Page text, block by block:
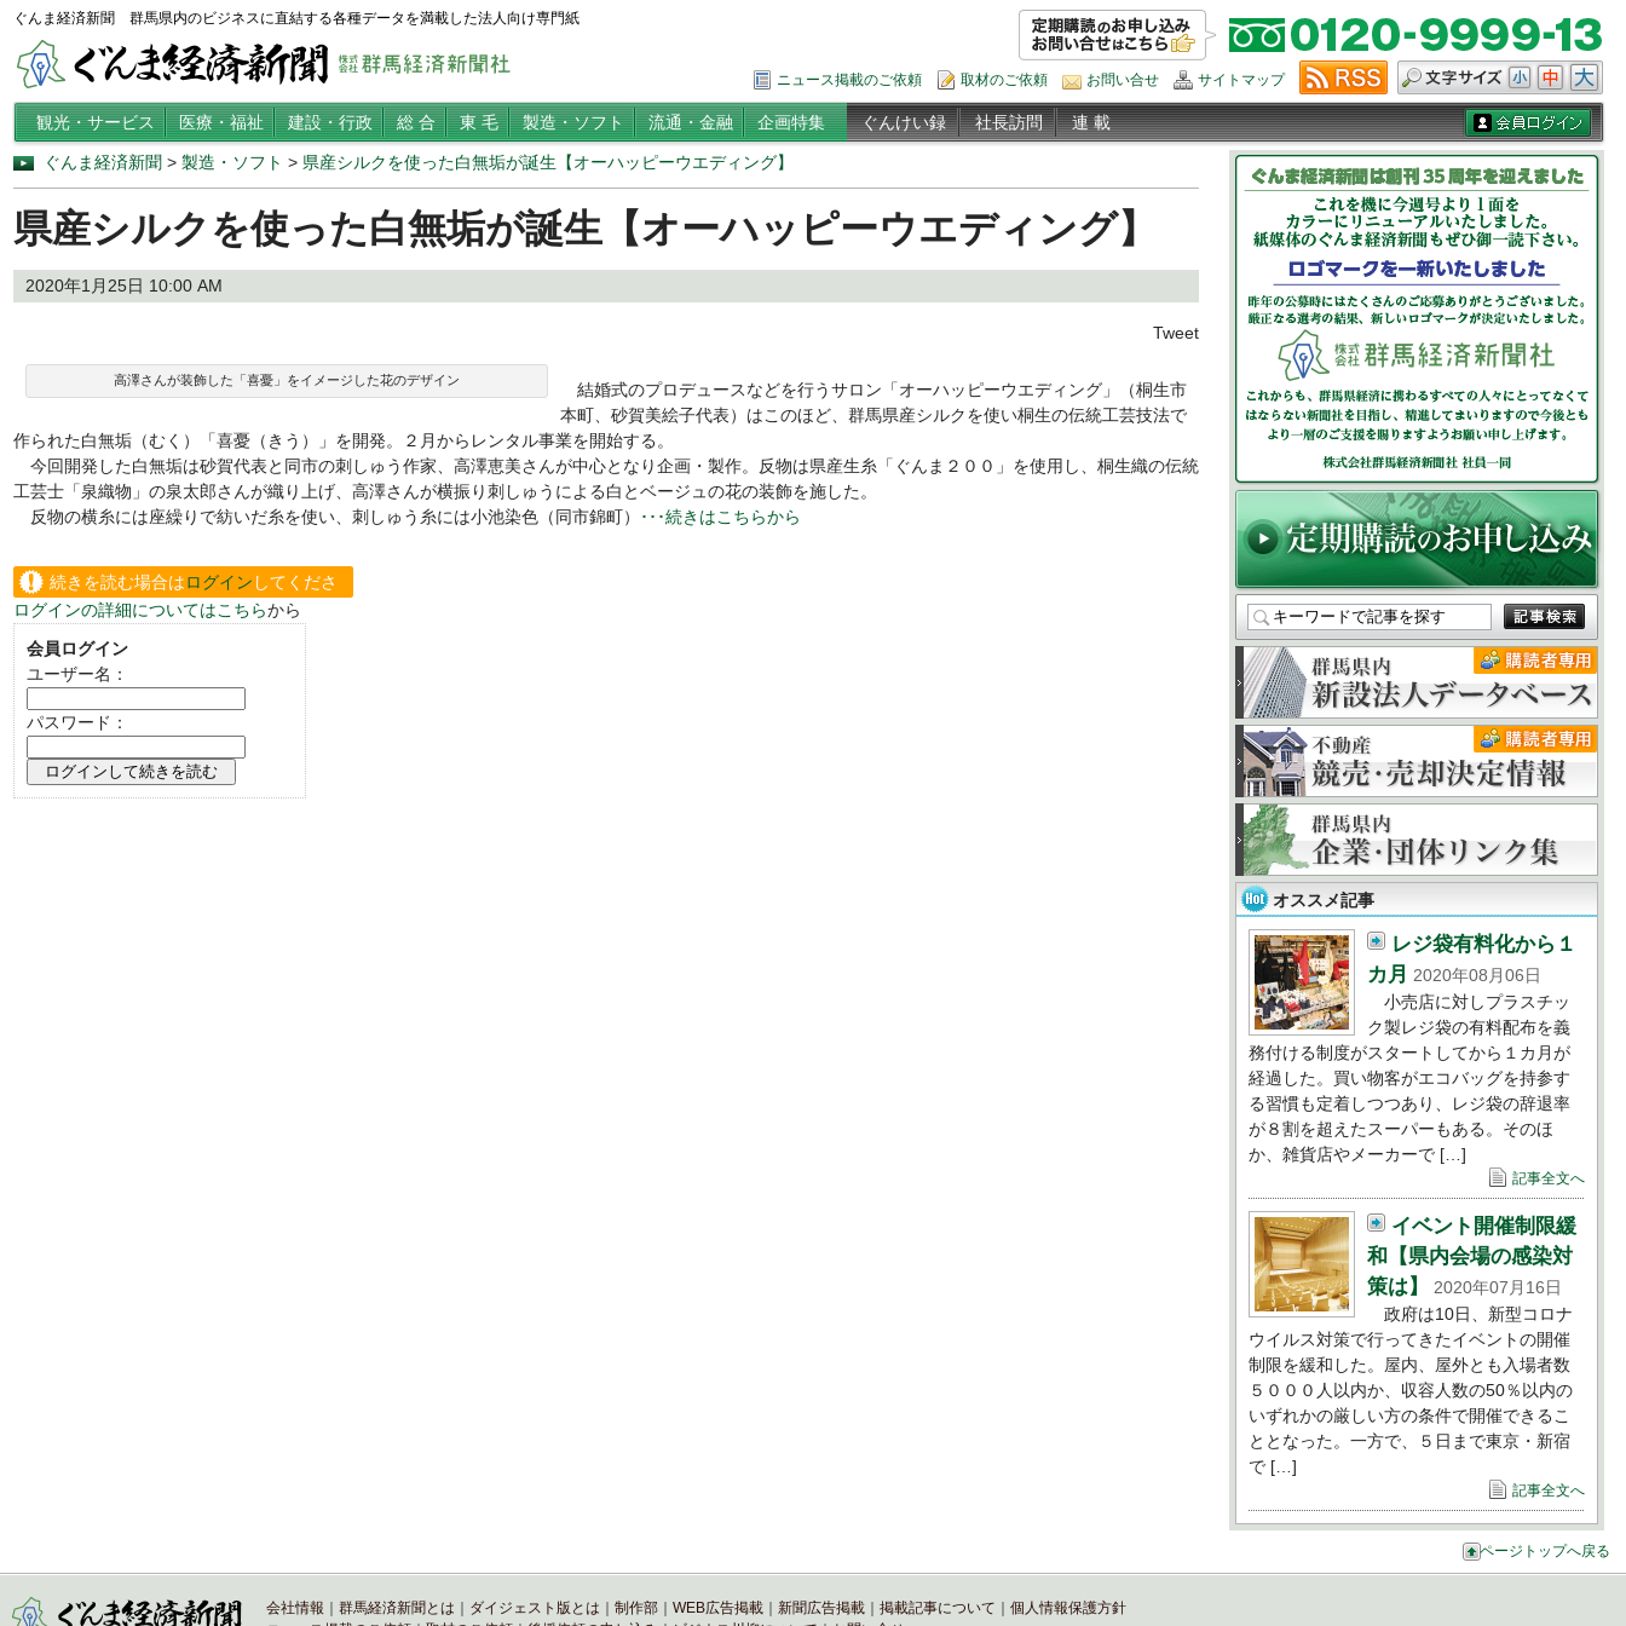
ぐんま経済新聞 群馬県内のビジネスに直結する各種データを満載した法人向け専門紙
ニュース掲載のご依頼 取材のご依頼 お問い合せ サイトマップ
観光・サービス 医療・福祉 建設・行政 総 合 東 毛 製造・ソフト 流通・金融 企画特集 ぐんけい録 社長訪問 連 載
ぐんま経済新聞 > 製造・ソフト > 県産シルクを使った白無垢が誕生【オーハッピーウエディング】
県産シルクを使った白無垢が誕生【オーハッピーウエディング】
2020年1月25日 10:00 AM
Tweet
高澤さんが装飾した「喜憂」をイメージした花のデザイン
結婚式のプロデュースなどを行うサロン「オーハッピーウエディング」（桐生市
本町、砂賀美絵子代表）はこのほど、群馬県産シルクを使い桐生の伝統工芸技法で
作られた白無垢（むく）「喜憂（きう）」を開発。２月からレンタル事業を開始する。
今回開発した白無垢は砂賀代表と同市の刺しゅう作家、高澤恵美さんが中心となり企画・製作。反物は県産生糸「ぐんま２００」を使用し、桐生織の伝統
工芸士「泉織物」の泉太郎さんが織り上げ、高澤さんが横振り刺しゅうによる白とベージュの花の装飾を施した。
反物の横糸には座繰りで紡いだ糸を使い、刺しゅう糸には小池染色（同市錦町）
･･･続きはこちらから
続きを読む場合はログイン してくださ
い。
ログインの詳細についてはこちらから
会員ログイン
ユーザー名：
パスワード：
オススメ記事
レジ袋有料化から１
カ月 2020年08月06日
小売店に対しプラスチッ
ク製レジ袋の有料配布を義
務付ける制度がスタートしてから１カ月が
経過した。買い物客がエコバッグを持参す
る習慣も定着しつつあり、レジ袋の辞退率
が８割を超えたスーパーもある。そのほ
か、雑貨店やメーカーで […]
記事全文へ
イベント開催制限緩
和【県内会場の感染対
策は】
2020年07月16日
政府は10日、新型コロナ
ウイルス対策で行ってきたイベントの開催
制限を緩和した。屋内、屋外とも入場者数
５０００人以内か、収容人数の50％以内の
いずれかの厳しい方の条件で開催できるこ
ととなった。一方で、５日まで東京・新宿
で […]
記事全文へ
ページトップへ戻る
会社情報 群馬経済新聞とは ダイジェスト版とは 制作部 WEB広告掲載 新聞広告掲載 掲載記事について
個人情報保護方針